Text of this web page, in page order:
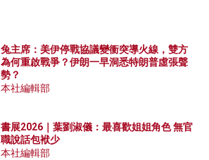
兔主席：美伊停戰協議變衝突導火線，雙方
為何重啟戰爭？伊朗一早洞悉特朗普虛張聲
勢？
本社編輯部
書展2026｜葉劉淑儀：最喜歡姐姐角色 無官
職說話包袱少
本社編輯部